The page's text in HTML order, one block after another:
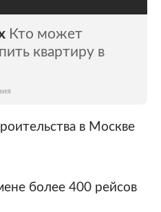
Кто может
квартиру в
в Москве
более 400 рейсов